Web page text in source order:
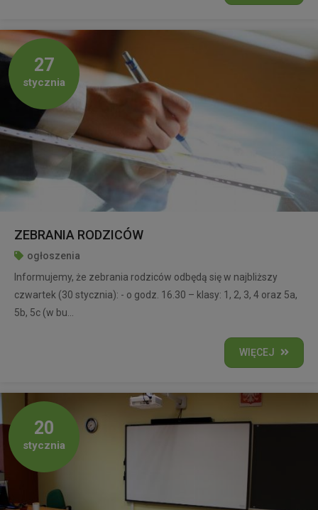
27
stycznia
ZEBRANIA RODZICÓW
ogłoszenia
Informujemy, że zebrania rodziców odbędą się w najbliższy
czwartek (30 stycznia): - o godz. 16.30 – klasy: 1, 2, 3, 4 oraz 5a,
5b, 5c (w bu...
WIĘCEJ
20
stycznia